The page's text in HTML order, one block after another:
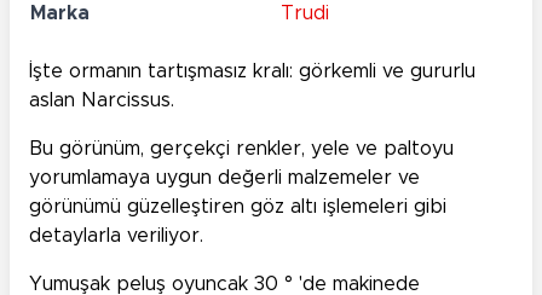
Marka Trudi
İşte ormanın tartışmasız kralı: görkemli ve gururlu
aslan Narcissus.
Bu görünüm, gerçekçi renkler, yele ve paltoyu
yorumlamaya uygun değerli malzemeler ve
görünümü güzelleştiren göz altı işlemeleri gibi
detaylarla veriliyor.
Yumuşak peluş oyuncak 30 ° 'de makinede